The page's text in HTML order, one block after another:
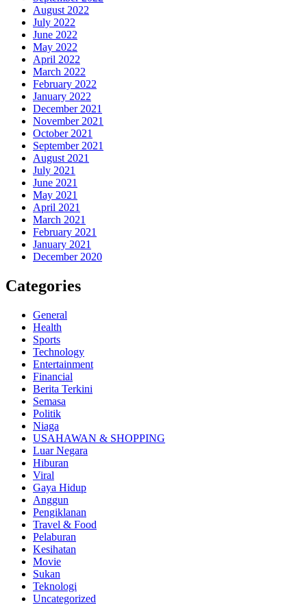
August 2022
July 2022
June 2022
May 2022
April 2022
March 2022
February 2022
January 2022
December 2021
November 2021
October 2021
September 2021
August 2021
July 2021
June 2021
May 2021
April 2021
March 2021
February 2021
January 2021
December 2020
Categories
General
Health
Sports
Technology
Entertainment
Financial
Berita Terkini
Semasa
Politik
Niaga
USAHAWAN & SHOPPING
Luar Negara
Hiburan
Viral
Gaya Hidup
Anggun
Pengiklanan
Travel & Food
Pelaburan
Kesihatan
Movie
Sukan
Teknologi
Uncategorized